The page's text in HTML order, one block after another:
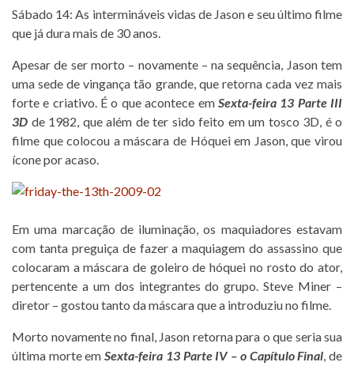
Sábado 14: As intermináveis vidas de Jason e seu último filme
que já dura mais de 30 anos.
Apesar de ser morto – novamente – na sequência, Jason tem
uma sede de vingança tão grande, que retorna cada vez mais
forte e criativo. É o que acontece emSexta-feira 13 Parte III
3D de 1982, que além de ter sido feito em um tosco 3D, é o
filme que colocou a máscara de Hóquei em Jason, que virou
ícone por acaso.
Em uma marcação de iluminação, os maquiadores estavam
com tanta preguiça de fazer a maquiagem do assassino que
colocaram a máscara de goleiro de hóquei no rosto do ator,
pertencente a um dos integrantes do grupo. Steve Miner –
diretor – gostou tanto da máscara que a introduziu no filme.
Morto novamente no final, Jason retorna para o que seria sua
última morte emSexta-feira 13 Parte IV – o Capítulo Final, de